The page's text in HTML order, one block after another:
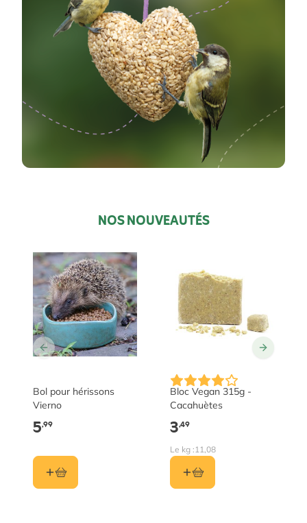
NOS NOUVEAUTÉS
Bol pour hérissons
Vierno
5,99
Bloc Vegan 315g -
Cacahuètes
3,49
Le kg :11,08